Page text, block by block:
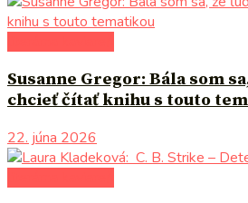
Susanne Gregor: Bála som
chcieť čítať knihu s touto
22. júna 2026